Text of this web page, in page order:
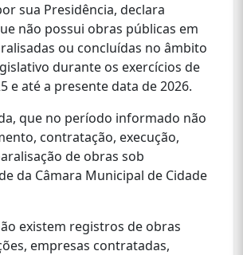
sua Presidência, declara
não possui obras públicas em
ou concluídas no âmbito
durante os exercícios de
e até a presente data de 2026.
que no período informado não
contratação, execução,
de obras sob
da Câmara Municipal de Cidade
existem registros de obras
empresas contratadas,